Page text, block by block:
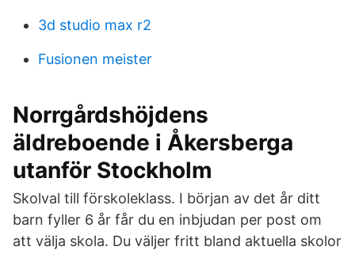
3d studio max r2
Fusionen meister
Norrgårdshöjdens
äldreboende i Åkersberga
utanför Stockholm
Skolval till förskoleklass. I början av det år ditt
barn fyller 6 år får du en inbjudan per post om
att välja skola. Du väljer fritt bland aktuella skolor